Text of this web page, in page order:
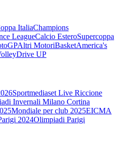
ItaliaChampions
LeagueCalcio EsteroSupercoppa
Altri MotoriBasketAmerica's
Drive UP
Sportmediaset Live Riccione
Invernali Milano Cortina
Mondiale per club 2025EICMA
2024Olimpiadi Parigi